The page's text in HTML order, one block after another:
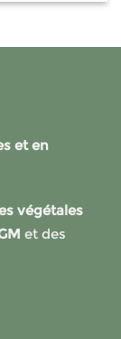
plusieurs
être
page
du
et en
végétales
et des